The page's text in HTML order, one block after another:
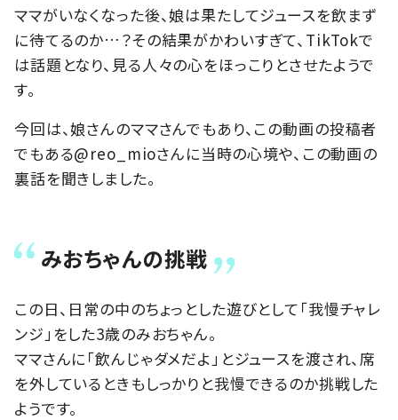
ママがいなくなった後、娘は果たしてジュースを飲まず
に待てるのか…？その結果がかわいすぎて、TikTokで
は話題となり、見る人々の心をほっこりとさせたようで
す。
今回は、娘さんのママさんでもあり、この動画の投稿者
でもある@reo_mioさんに当時の心境や、この動画の
裏話を聞きしました。
みおちゃんの挑戦
この日、日常の中のちょっとした遊びとして「我慢チャレ
ンジ」をした3歳のみおちゃん。
ママさんに「飲んじゃダメだよ」とジュースを渡され、席
を外しているときもしっかりと我慢できるのか挑戦した
ようです。